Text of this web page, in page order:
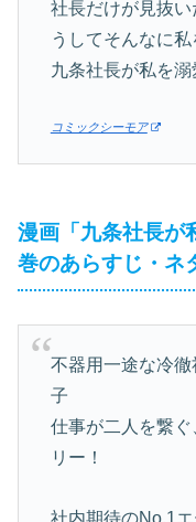
社長だけが見抜
うしてそんなに
九条社長が私を
コミックシーモア
漫画「九条社長が
巻のあらすじ・ネ
不器用一途な冷
子
仕事が二人を繋
リー！